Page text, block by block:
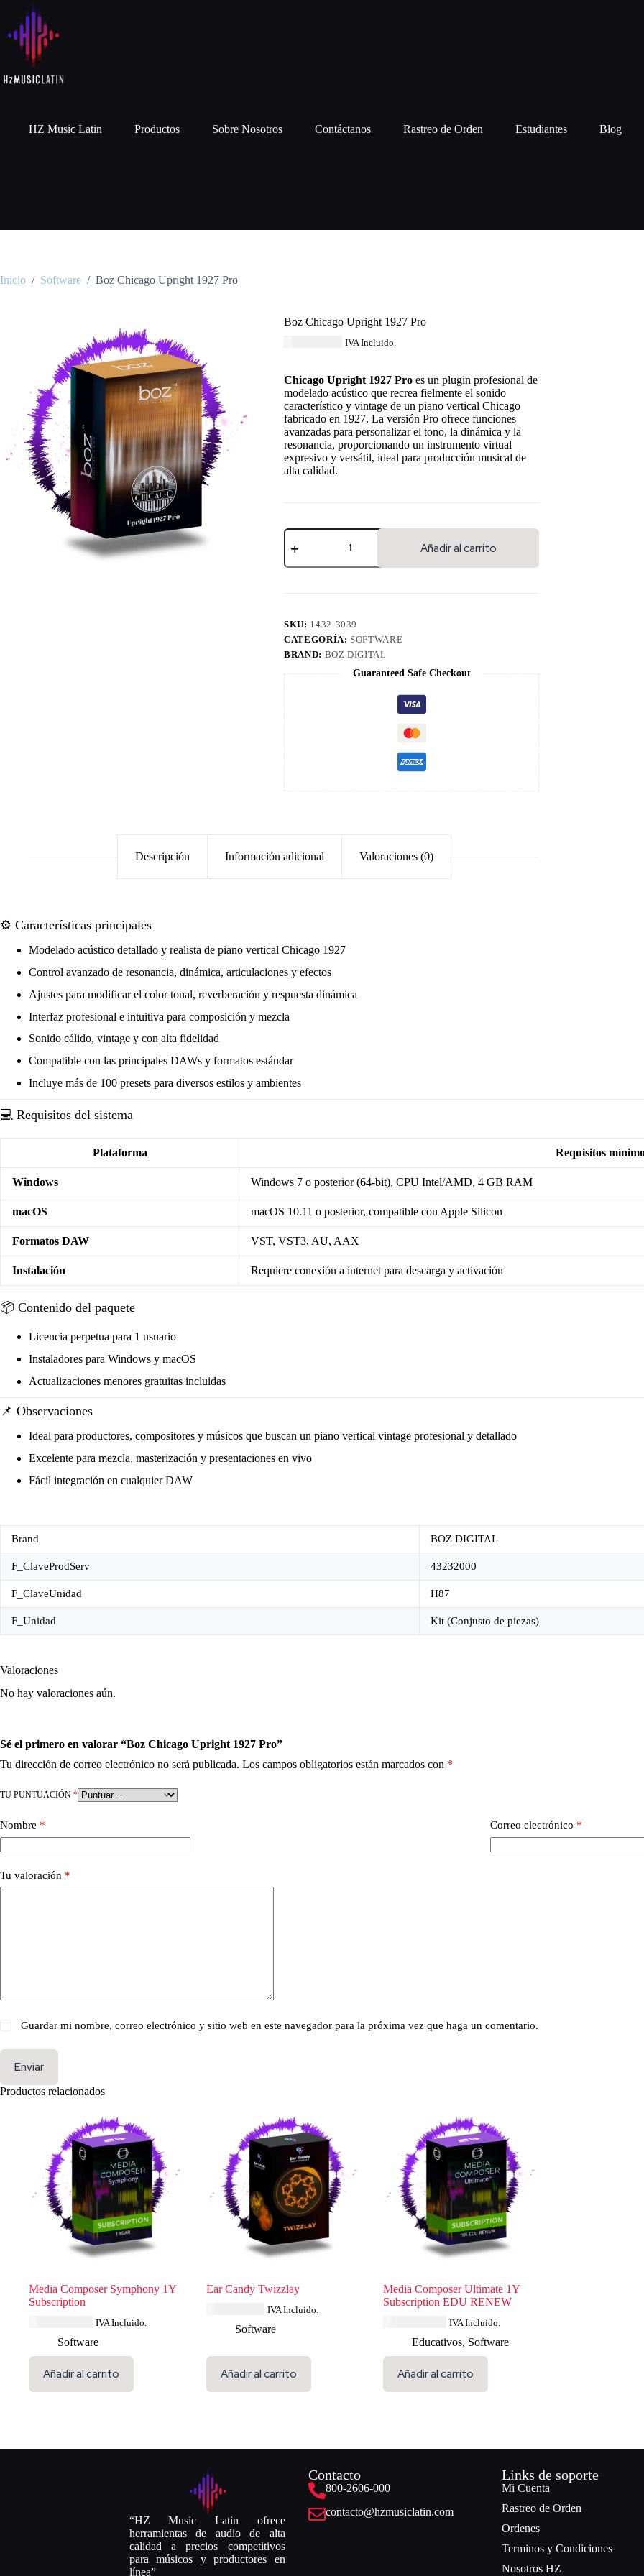
HZ Music Latin Productos Sobre Nosotros Contáctanos Rastreo de Orden Estudiantes Blog
Inicio / Software / Boz Chicago Upright 1927 Pro
Boz Chicago Upright 1927 Pro
IVA Incluido.
Chicago Upright 1927 Pro es un plugin profesional de
modelado acústico que recrea fielmente el sonido
característico y vintage de un piano vertical Chicago
fabricado en 1927. La versión Pro ofrece funciones
avanzadas para personalizar el tono, la dinámica y la
resonancia, proporcionando un instrumento virtual
expresivo y versátil, ideal para producción musical de
alta calidad.
Añadir al carrito
SKU: 1432-3039
CATEGORÍA: SOFTWARE
BRAND: BOZ DIGITAL
Guaranteed Safe Checkout
Descripción Información adicional Valoraciones (0)
⚙️ Características principales
Modelado acústico detallado y realista de piano vertical Chicago 1927
Control avanzado de resonancia, dinámica, articulaciones y efectos
Ajustes para modificar el color tonal, reverberación y respuesta dinámica
Interfaz profesional e intuitiva para composición y mezcla
Sonido cálido, vintage y con alta fidelidad
Compatible con las principales DAWs y formatos estándar
Incluye más de 100 presets para diversos estilos y ambientes
💻 Requisitos del sistema
Plataforma Requisitos
Windows Windows 7 o posterior (64-bit), CPU Intel/AMD, 4 GB RAM
macOS macOS 10.11 o posterior, compatible con Apple Silicon
Formatos DAW VST, VST3, AU, AAX
Instalación Requiere conexión a internet para descarga y activación
📦 Contenido del paquete
Licencia perpetua para 1 usuario
Instaladores para Windows y macOS
Actualizaciones menores gratuitas incluidas
📌 Observaciones
Ideal para productores, compositores y músicos que buscan un piano vertical vintage profesional y detallado
Excelente para mezcla, masterización y presentaciones en vivo
Fácil integración en cualquier DAW
Brand BOZ DIGITAL
F_ClaveProdServ 43232000
F_ClaveUnidad H87
F_Unidad Kit (Conjusto de piezas)
Valoraciones
No hay valoraciones aún.
Sé el primero en valorar “Boz Chicago Upright 1927 Pro”
Tu dirección de correo electrónico no será publicada. Los campos obligatorios están marcados con *
TU PUNTUACIÓN *
Nombre * Correo electrónico *
Tu valoración *
Guardar mi nombre, correo electrónico y sitio web en este navegador para la próxima vez que haga un comentario.
Enviar
Productos relacionados
Media Composer Symphony 1Y
Subscription
IVA Incluido.
Software
Añadir al carrito
Ear Candy Twizzlay
IVA Incluido.
Software
Añadir al carrito
Media Composer Ultimate 1Y
Subscription EDU RENEW
IVA Incluido.
Educativos, Software
Añadir al carrito
“HZ Music Latin ofrece
herramientas de audio de alta
calidad a precios competitivos
para músicos y productores en
línea”
Contacto
800-2606-000
contacto@hzmusiclatin.com
Links de soporte
Mi Cuenta
Rastreo de Orden
Ordenes
Terminos y Condiciones
Nosotros HZ